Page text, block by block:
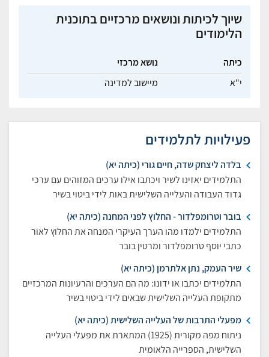
שיוך לכיתות ונושאים מרכזיים בתוכנית
הלימודים
כיתה
נושא מרכזי
י"א
מיישוב למדינה
פעילויות לתלמידים
בלדה ליצחק שדה, חיים גורי (כיתה יא)
התלמידים יאזינו לשיר ויכתבו אילו ערכים המזוהים עם ערכי
גדוד העבודה והעלייה השלישית באות לידי ביטוי בשיר
בובר וטרומפלדור - החלוץ לפני המחנה (כיתה יא)
התלמידים ילמדו מהו הערך העיקרי המנחה את החלוץ לאור
כתבי יוסף טרומפלדור ומרטין בובר
שיר העמק, נתן אלתרמן (כיתה יא)
התלמידים יכתבו או ידונו: מה הם הערכים והרעיונות המרכזיים
מתקופת העלייה השלישית שבאים לידי ביטוי בשיר
מפעלי התרבות של העלייה השלישית (כיתה יא)
ניתוח מפה מקורית (1925) המתארת את מפעלי העלייה
השלישית, הספרייה הלאומית